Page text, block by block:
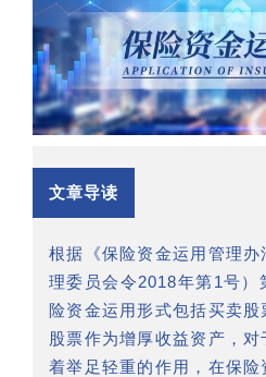
文章导读
根据《保险资金运用管理
理委员会令2018年第1号）
险资金运用形式包括买卖股
股票作为增厚收益资产，
着举足轻重的作用，在保